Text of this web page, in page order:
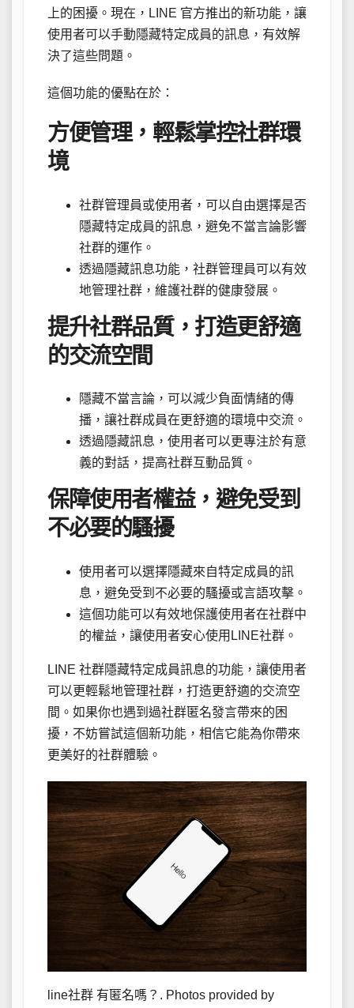
上的困擾。現在，LINE 官方推出的新功能，讓
使用者可以手動隱藏特定成員的訊息，有效解
決了這些問題。
這個功能的優點在於：
方便管理，輕鬆掌控社群環
境
社群管理員或使用者，可以自由選擇是否
隱藏特定成員的訊息，避免不當言論影響
社群的運作。
透過隱藏訊息功能，社群管理員可以有效
地管理社群，維護社群的健康發展。
提升社群品質，打造更舒適
的交流空間
隱藏不當言論，可以減少負面情緒的傳
播，讓社群成員在更舒適的環境中交流。
透過隱藏訊息，使用者可以更專注於有意
義的對話，提高社群互動品質。
保障使用者權益，避免受到
不必要的騷擾
使用者可以選擇隱藏來自特定成員的訊
息，避免受到不必要的騷擾或言語攻擊。
這個功能可以有效地保護使用者在社群中
的權益，讓使用者安心使用LINE社群。
LINE 社群隱藏特定成員訊息的功能，讓使用者
可以更輕鬆地管理社群，打造更舒適的交流空
間。如果你也遇到過社群匿名發言帶來的困
擾，不妨嘗試這個新功能，相信它能為你帶來
更美好的社群體驗。
line社群 有匿名嗎？. Photos provided by